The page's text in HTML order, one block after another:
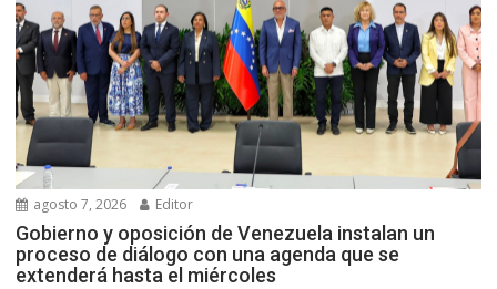
agosto 7, 2026 Editor
Gobierno y oposición de Venezuela instalan un
proceso de diálogo con una agenda que se
extenderá hasta el miércoles